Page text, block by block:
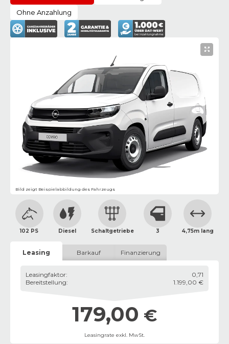
Ohne Anzahlung
Bild zeigt Beispielabbildung des Fahrzeugs
102 PS Diesel Schaltgetriebe 3 4,75m lang
Leasing Barkauf Finanzierung
Leasingfaktor:
0,71
Bereitstellung: 1.199,00 €
179,00 €
Leasingrate exkl. MwSt.